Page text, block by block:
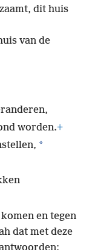
dit huis
van de
worden.+
*
en tegen
dat met deze